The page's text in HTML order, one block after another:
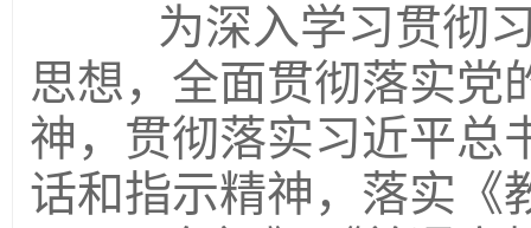
为深入学习贯彻习
思想，全面贯彻落实党
神，贯彻落实习近平总
话和指示精神，落实《